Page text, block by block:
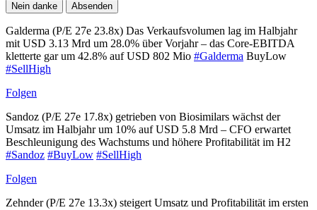
Nein danke Absenden
Galderma (P/E 27e 23.8x) Das Verkaufsvolumen lag im Halbjahr
mit USD 3.13 Mrd um 28.0% über Vorjahr – das Core-EBITDA
kletterte gar um 42.8% auf USD 802 Mio #Galderma BuyLow
#SellHigh
Folgen
Sandoz (P/E 27e 17.8x) getrieben von Biosimilars wächst der
Umsatz im Halbjahr um 10% auf USD 5.8 Mrd – CFO erwartet
Beschleunigung des Wachstums und höhere Profitabilität im H2
#Sandoz #BuyLow #SellHigh
Folgen
Zehnder (P/E 27e 13.3x) steigert Umsatz und Profitabilität im ersten